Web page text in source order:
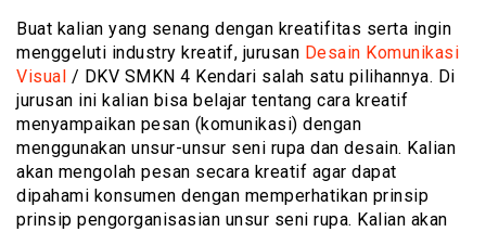
Buat kalian yang senang dengan kreatifitas serta ingin
menggeluti industry kreatif, jurusan Desain Komunikasi
Visual / DKV SMKN 4 Kendari salah satu pilihannya. Di
jurusan ini kalian bisa belajar tentang cara kreatif
menyampaikan pesan (komunikasi) dengan
menggunakan unsur-unsur seni rupa dan desain. Kalian
akan mengolah pesan secara kreatif agar dapat
dipahami konsumen dengan memperhatikan prinsip
prinsip pengorganisasian unsur seni rupa. Kalian akan